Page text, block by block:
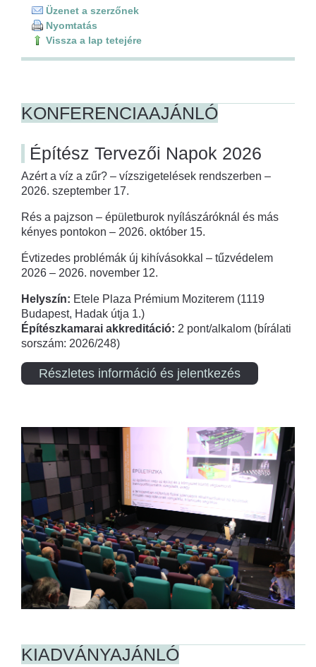
Üzenet a szerzőnek
Nyomtatás
Vissza a lap tetejére
KONFERENCIAAJÁNLÓ
Építész Tervezői Napok 2026
Azért a víz a zűr? – vízszigetelések rendszerben –
2026. szeptember 17.
Rés a pajzson – épületburok nyílászáróknál és más
kényes pontokon – 2026. október 15.
Évtizedes problémák új kihívásokkal – tűzvédelem
2026 – 2026. november 12.
Helyszín: Etele Plaza Prémium Moziterem (1119
Budapest, Hadak útja 1.)
Építészkamarai akkreditáció: 2 pont/alkalom (bírálati
sorszám: 2026/248)
Részletes információ és jelentkezés
KIADVÁNYAJÁNLÓ